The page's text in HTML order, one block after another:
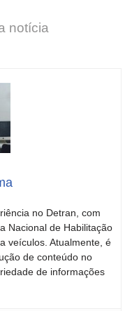
notícia
no Detran, com
Nacional de Habilitação
veículos. Atualmente, é
de conteúdo no
de informações